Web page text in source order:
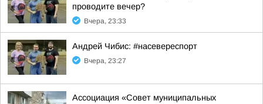
проводите вечер?
Вчера, 23:33
Андрей Чибис: #насевереспорт
Вчера, 23:27
Ассоциация «Совет муниципальных